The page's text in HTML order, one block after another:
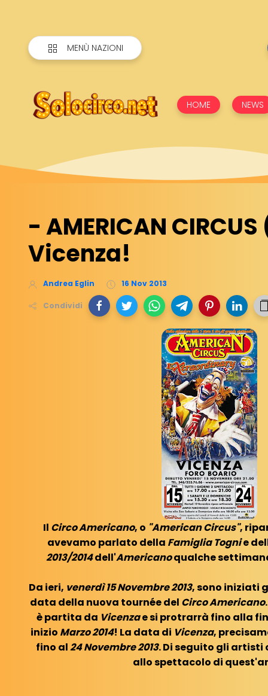
MENÙ NAZIONI
HOME NEWS
- AMERICAN
Vicenza!
Andrea Eglin 16 Nov 2013
Condividi
Il Circo Americano, o "American Circus",
avevamo parlato della Famiglia Tognie
2013/2014dell'Americanoqualche
Da ieri, venerdì 15 Novembre 2013, sono iniziati
data della nuova tournée del Circo Americano
è partita da Vicenzae si protrarrà fino alla
inizio Marzo 2014! La data di Vicenza,
fino al24 Novembre 2013. Di seguito gli artisti
allo spettacolo di